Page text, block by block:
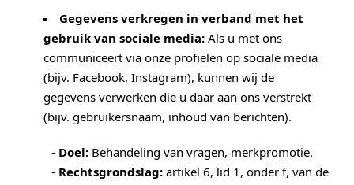
Gegevens verkregen in verband met het
gebruik van sociale media: Als u met ons
communiceert via onze profielen op sociale media
(bijv. Facebook, Instagram), kunnen wij de
gegevens verwerken die u daar aan ons verstrekt
(bijv. gebruikersnaam, inhoud van berichten).
- Doel: Behandeling van vragen, merkpromotie.
- Rechtsgrondslag: artikel 6, lid 1, onder f, van de